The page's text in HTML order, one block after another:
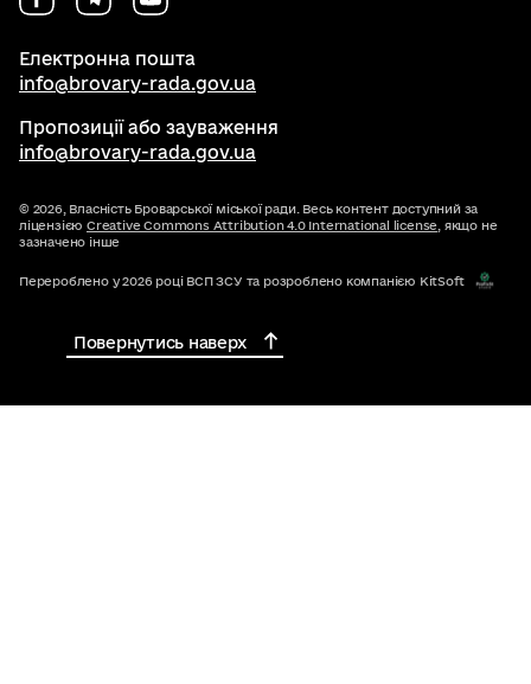
Електронна пошта
info@brovary-rada.gov.ua
Пропозиції або зауваження
info@brovary-rada.gov.ua
© 2026, Власність Броварської міської ради. Весь контент доступний за
ліцензією Creative Commons Attribution 4.0 International license , якщо не
зазначено інше
Перероблено у 2026 році ВСП ЗСУ та розроблено компанією KitSoft
Повернутись наверх